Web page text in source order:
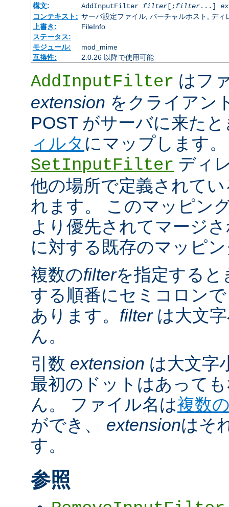
構文:
AddInputFilter filter[;filter...]
コンテキスト: サーバ設定ファイル, バーチャルホスト, ディ
上書き:
FileInfo
ステータス:
モジュール:
mod_mime
互換性:
2.0.26 以降で使用可能
AddInputFilter はフ
extension をクライアン
POST がサーバに来た
ィルタ にマップします
SetInputFilter ディ
他の場所で定義されて
れます。 このマッピン
より優先されてマージ
に対する既存のマッピ
複数のfilterを指定すると
する順番にセミコロン
あります。 filterは大文
ん。
引数 extension は大文字
最初のドットはあって
ん。 ファイル名は複数
ができ、 extensionはそ
す。
参照